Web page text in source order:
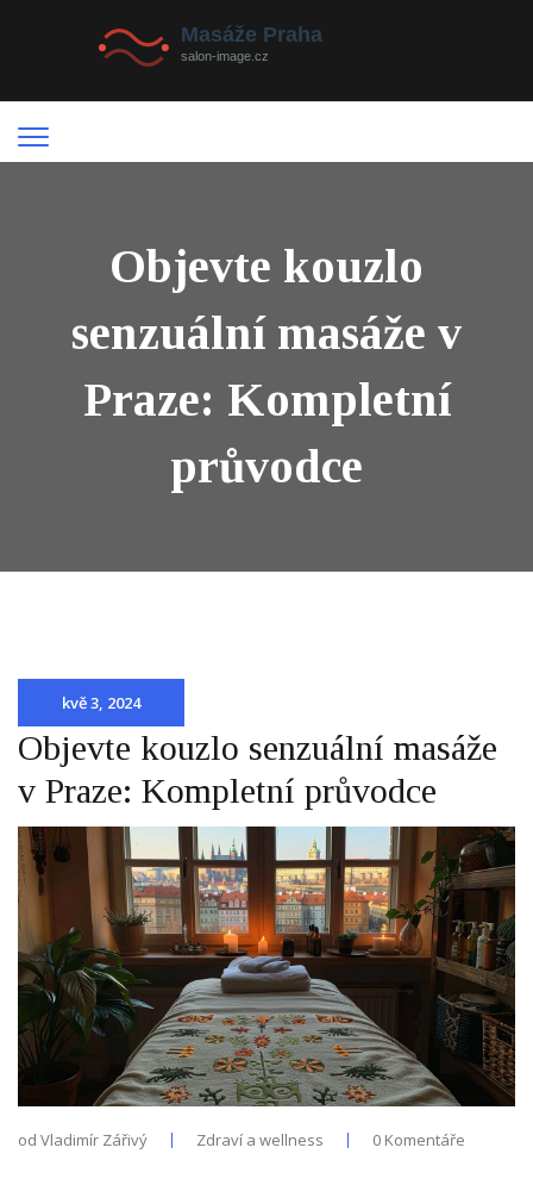
Objevte kouzlo
senzuální masáže v
Praze: Kompletní
průvodce
kvě 3, 2024
Objevte kouzlo senzuální masáže
v Praze: Kompletní průvodce
od Vladimír Zářivý Zdraví a wellness 0 Komentáře